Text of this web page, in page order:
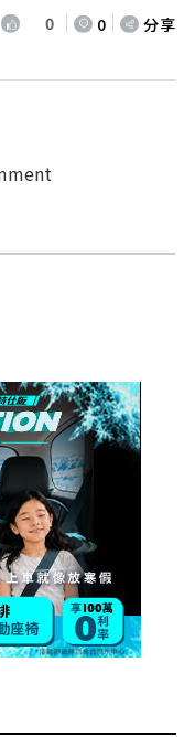
0 0 分享